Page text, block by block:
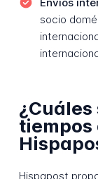
socio
tiempos
Hispapost